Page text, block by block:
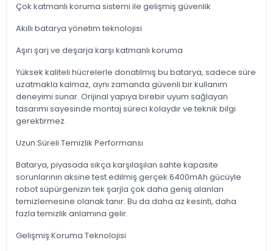
Çok katmanlı koruma sistemi ile gelişmiş güvenlik
Akıllı batarya yönetim teknolojisi
Aşırı şarj ve deşarja karşı katmanlı koruma
Yüksek kaliteli hücrelerle donatılmış bu batarya, sadece süre
uzatmakla kalmaz, aynı zamanda güvenli bir kullanım
deneyimi sunar. Orijinal yapıya birebir uyum sağlayan
tasarımı sayesinde montaj süreci kolaydır ve teknik bilgi
gerektirmez.
Uzun Süreli Temizlik Performansı
Batarya, piyasada sıkça karşılaşılan sahte kapasite
sorunlarının aksine test edilmiş gerçek 6400mAh gücüyle
robot süpürgenizin tek şarjla çok daha geniş alanları
temizlemesine olanak tanır. Bu da daha az kesinti, daha
fazla temizlik anlamına gelir.
Gelişmiş Koruma Teknolojisi